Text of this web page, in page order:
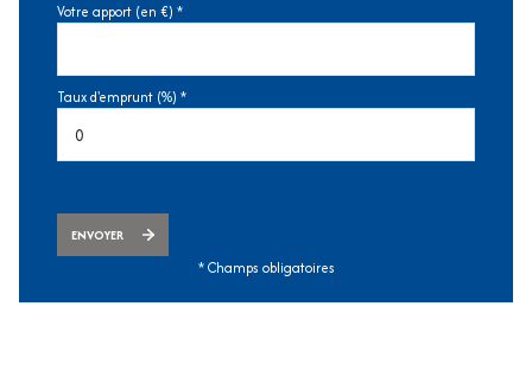
Votre apport (en €) *
Taux d'emprunt (%) *
ENVOYER
* Champs obligatoires